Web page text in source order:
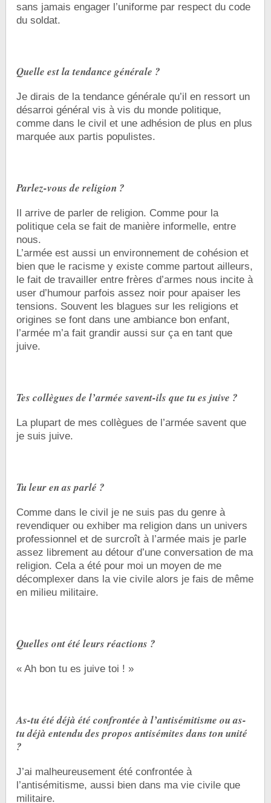
sans jamais engager l’uniforme par respect du code
du soldat.
Quelle est la tendance générale ?
Je dirais de la tendance générale qu’il en ressort un
désarroi général vis à vis du monde politique,
comme dans le civil et une adhésion de plus en plus
marquée aux partis populistes.
Parlez-vous de religion ?
Il arrive de parler de religion. Comme pour la
politique cela se fait de manière informelle, entre
nous.
L’armée est aussi un environnement de cohésion et
bien que le racisme y existe comme partout ailleurs,
le fait de travailler entre frères d’armes nous incite à
user d’humour parfois assez noir pour apaiser les
tensions. Souvent les blagues sur les religions et
origines se font dans une ambiance bon enfant,
l’armée m’a fait grandir aussi sur ça en tant que
juive.
Tes collègues de l’armée savent-ils que tu es juive ?
La plupart de mes collègues de l’armée savent que
je suis juive.
Tu leur en as parlé ?
Comme dans le civil je ne suis pas du genre à
revendiquer ou exhiber ma religion dans un univers
professionnel et de surcroît à l’armée mais je parle
assez librement au détour d’une conversation de ma
religion. Cela a été pour moi un moyen de me
décomplexer dans la vie civile alors je fais de même
en milieu militaire.
Quelles ont été leurs réactions ?
« Ah bon tu es juive toi ! »
As-tu été déjà été confrontée à l’antisémitisme ou as-
tu déjà entendu des propos antisémites dans ton unité
?
J’ai malheureusement été confrontée à
l’antisémitisme, aussi bien dans ma vie civile que
militaire.